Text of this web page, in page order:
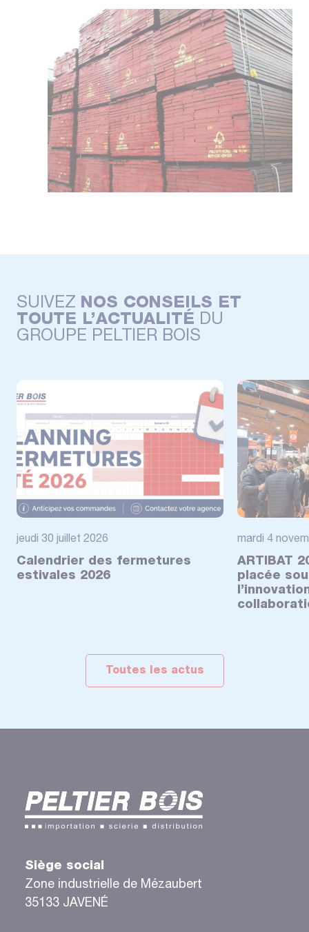
SUIVEZ NOS CONSEILS ET
TOUTE L’ACTUALITÉ DU
GROUPE PELTIER BOIS
jeudi 30 juillet 2026
Calendrier des fermetures
estivales 2026
mardi 4
ARTIBAT
placée
Toutes les actus
Siège social
Zone industrielle de Mézaubert
35133 JAVENÉ